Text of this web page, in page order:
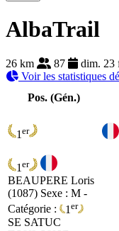
AlbaTrail
26 km 87
dim. 23
Voir les statistiques
Pos. (Gén.)
1 er
1 er
BEAUPERE Loris
(1087) Sexe : M -
Catégorie :
1 er
SE SATUC